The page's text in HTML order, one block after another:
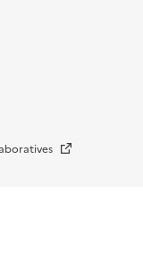
Nouvelle fenêtre